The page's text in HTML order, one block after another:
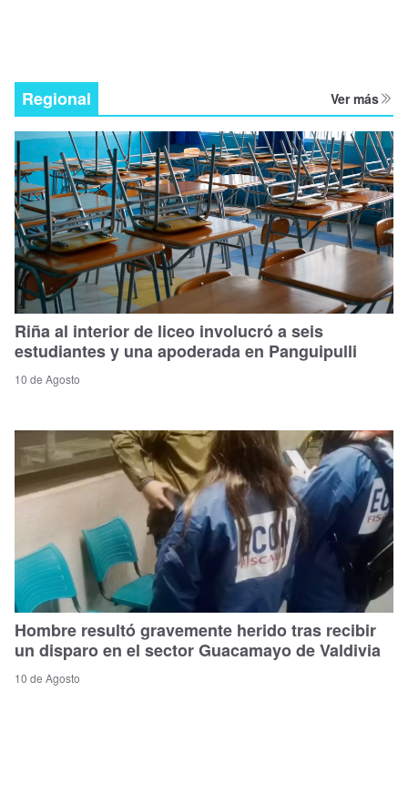
Regional Ver más
Riña al interior de liceo involucró a seis
estudiantes y una apoderada en Panguipulli
10 de Agosto
Hombre resultó gravemente herido tras recibir
un disparo en el sector Guacamayo de Valdivia
10 de Agosto